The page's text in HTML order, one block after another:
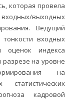
которая провела
выходных
Ведущий
входных
оценок индекса
разрезе на уровне
на
кадровой